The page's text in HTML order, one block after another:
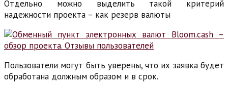
Отдельно можно выделить такой критерий
надежности проекта – как резерв валюты
Пользователи могут быть уверены, что их заявка будет
обработана должным образом и в срок.